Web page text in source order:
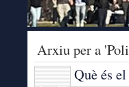
Arxiu per a
Què és